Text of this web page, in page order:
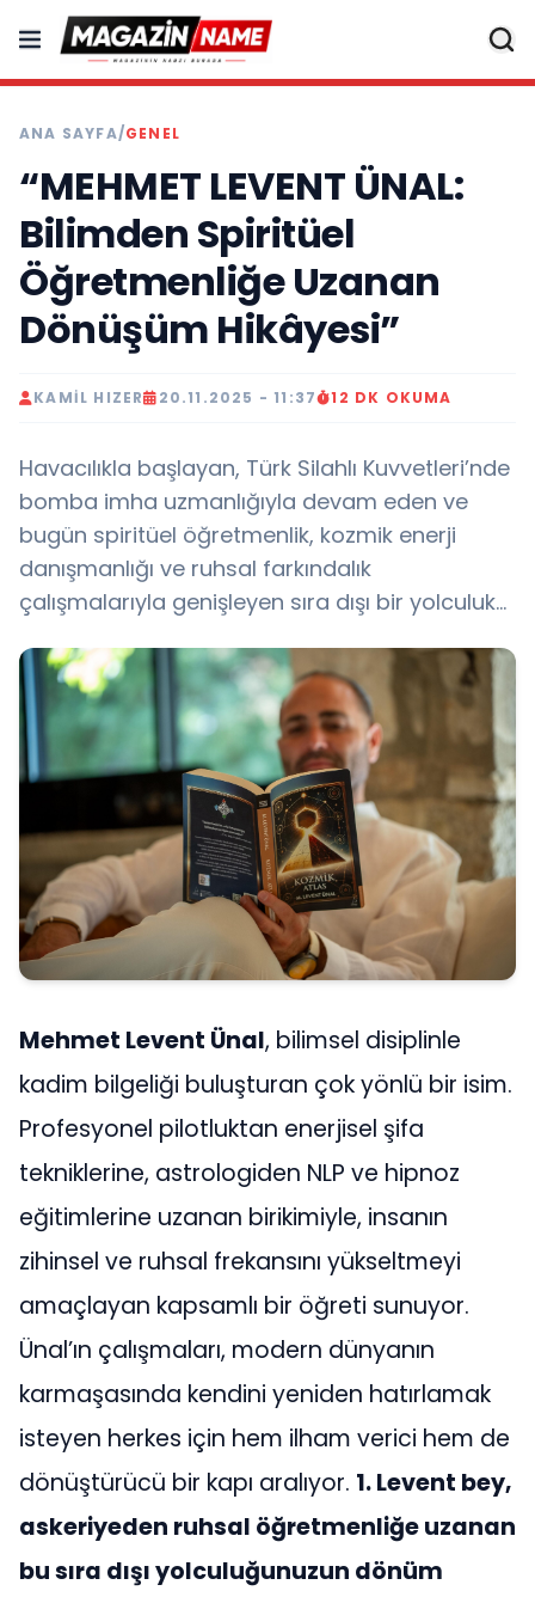
ANA SAYFA/GENEL
“MEHMET LEVENT ÜNAL:
Bilimden Spiritüel
Öğretmenliğe Uzanan
Dönüşüm Hikâyesi”
KAMIL HIZER 20.11.2025 - 11:37 12 DK OKUMA
Havacılıkla başlayan, Türk Silahlı Kuvvetleri’nde
bomba imha uzmanlığıyla devam eden ve
bugün spiritüel öğretmenlik, kozmik enerji
danışmanlığı ve ruhsal farkındalık
çalışmalarıyla genişleyen sıra dışı bir yolculuk…
Mehmet Levent Ünal, bilimsel disiplinle
kadim bilgeliği buluşturan çok yönlü bir isim.
Profesyonel pilotluktan enerjisel şifa
tekniklerine, astrologiden NLP ve hipnoz
eğitimlerine uzanan birikimiyle, insanın
zihinsel ve ruhsal frekansını yükseltmeyi
amaçlayan kapsamlı bir öğreti sunuyor.
Ünal’ın çalışmaları, modern dünyanın
karmaşasında kendini yeniden hatırlamak
isteyen herkes için hem ilham verici hem de
dönüştürücü bir kapı aralıyor. 1. Levent bey,
askeriyeden ruhsal öğretmenliğe uzanan
bu sıra dışı yolculuğunuzun dönüm